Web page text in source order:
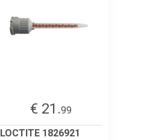
€ 21.99
LOCTITE 1826921